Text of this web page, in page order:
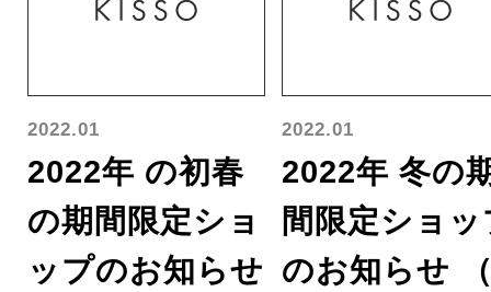
2022.01
2022年 の初春
の期間限定ショ
ップのお知らせ
2022.01
2022年 冬の
間限定ショッ
のお知らせ